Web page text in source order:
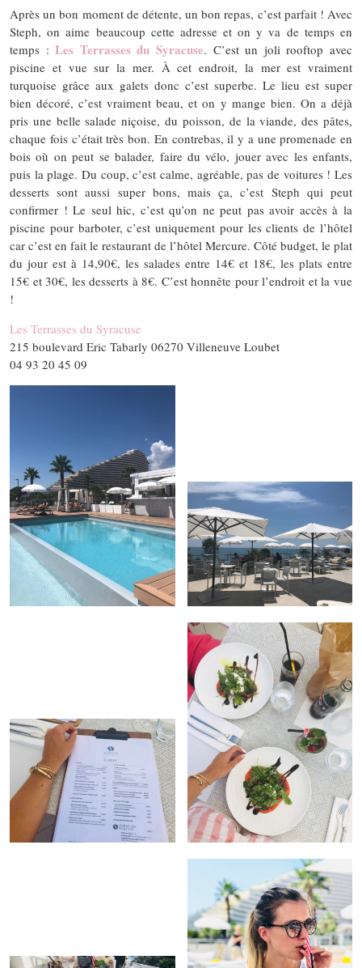
Après un bon moment de détente, un bon repas, c’est parfait ! Avec
Steph, on aime beaucoup cette adresse et on y va de temps en
temps :Les Terrasses du Syracuse. C’est un joli rooftop avec
piscine et vue sur la mer. À cet endroit, la mer est vraiment
turquoise grâce aux galets donc c’est superbe. Le lieu est super
bien décoré, c’est vraiment beau, et on y mange bien. On a déjà
pris une belle salade niçoise, du poisson, de la viande, des pâtes,
chaque fois c’était très bon. En contrebas, il y a une promenade en
bois où on peut se balader, faire du vélo, jouer avec les enfants,
puis la plage. Du coup, c’est calme, agréable, pas de voitures ! Les
desserts sont aussi super bons, mais ça, c’est Steph qui peut
confirmer ! Le seul hic, c’est qu’on ne peut pas avoir accès à la
piscine pour barboter, c’est uniquement pour les clients de l’hôtel
car c’est en fait le restaurant de l’hôtel Mercure. Côté budget, le plat
du jour est à 14,90€, les salades entre 14€ et 18€, les plats entre
15€ et 30€, les desserts à 8€. C’est honnête pour l’endroit et la vue
!
Les Terrasses du Syracuse
215 boulevard Eric Tabarly 06270 Villeneuve Loubet
04 93 20 45 09